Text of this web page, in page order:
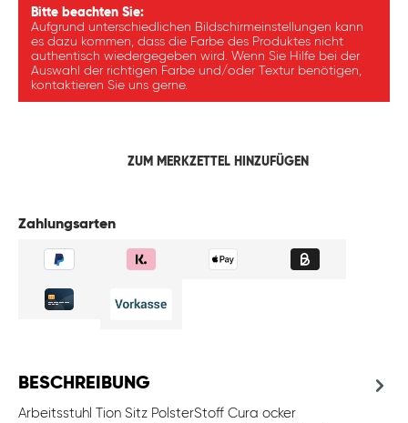
Bitte beachten Sie:
Aufgrund unterschiedlichen Bildschirmeinstellungen kann
es dazu kommen, dass die Farbe des Produktes nicht
authentisch wiedergegeben wird. Wenn Sie Hilfe bei der
Auswahl der richtigen Farbe und/oder Textur benötigen,
kontaktieren Sie uns gerne.
ZUM MERKZETTEL HINZUFÜGEN
Zahlungsarten
BESCHREIBUNG
Arbeitsstuhl Tion Sitz PolsterStoff Cura ocker